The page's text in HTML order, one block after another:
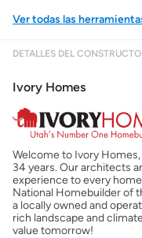
Costos casa
Obtener
Calcular mi hipoteca
DETALLES DEL
Ivory Homes
Welcome to Ivory
34 years. Our architects
experience to every
National Homebuilder of
a locally owned and
rich landscape and
value tomorrow!